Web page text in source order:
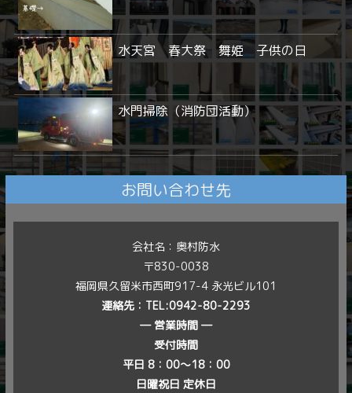
水天宮 春大祭 舞姫 子供の日
水門掃除（消防団活動）
お問い合わせ先
会社名：奥村防水
〒830-0038
福岡県久留米市西町917-4 永光ビル101
連絡先： TEL:0942-80-2293
― 営業時間 ―
受付時間
平日 8：00〜18：00
日曜祝日 定休日